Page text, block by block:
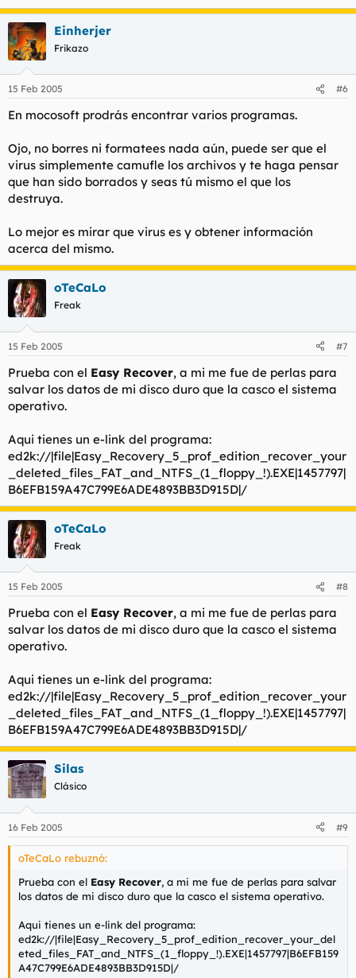
Einherjer
Frikazo
15 Feb 2005 #6
En mocosoft prodrás encontrar varios programas.
Ojo, no borres ni formatees nada aún, puede ser que el
virus simplemente camufle los archivos y te haga pensar
que han sido borrados y seas tú mismo el que los
destruya.
Lo mejor es mirar que virus es y obtener información
acerca del mismo.
oTeCaLo
Freak
15 Feb 2005 #7
Prueba con el Easy Recover, a mi me fue de perlas para
salvar los datos de mi disco duro que la casco el sistema
operativo.
Aqui tienes un e-link del programa:
ed2k://|file|Easy_Recovery_5_prof_edition_recover_your
_deleted_files_FAT_and_NTFS_(1_floppy_!).EXE|1457797|
B6EFB159A47C799E6ADE4893BB3D915D|/
oTeCaLo
Freak
15 Feb 2005 #8
Prueba con el Easy Recover, a mi me fue de perlas para
salvar los datos de mi disco duro que la casco el sistema
operativo.
Aqui tienes un e-link del programa:
ed2k://|file|Easy_Recovery_5_prof_edition_recover_your
_deleted_files_FAT_and_NTFS_(1_floppy_!).EXE|1457797|
B6EFB159A47C799E6ADE4893BB3D915D|/
Silas
Clásico
16 Feb 2005 #9
oTeCaLo rebuznó:
Prueba con el Easy Recover, a mi me fue de perlas para salvar
los datos de mi disco duro que la casco el sistema operativo.
Aqui tienes un e-link del programa:
ed2k://|file|Easy_Recovery_5_prof_edition_recover_your_del
eted_files_FAT_and_NTFS_(1_floppy_!).EXE|1457797|B6EFB159
A47C799E6ADE4893BB3D915D|/